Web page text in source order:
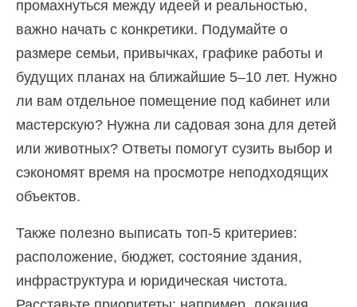
промахнуться между идеей и реальностью,
важно начать с конкретики. Подумайте о
размере семьи, привычках, графике работы и
будущих планах на ближайшие 5–10 лет. Нужно
ли вам отдельное помещение под кабинет или
мастерскую? Нужна ли садовая зона для детей
или животных? Ответы помогут сузить выбор и
сэкономят время на просмотре неподходящих
объектов.
Также полезно выписать топ-5 критериев:
расположение, бюджет, состояние здания,
инфраструктура и юридическая чистота.